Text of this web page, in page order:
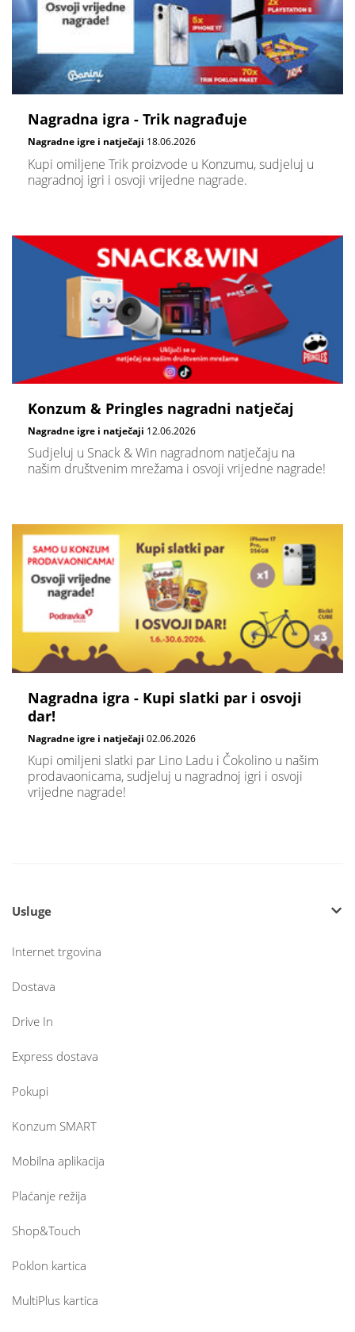
Nagradna igra - Trik nagrađuje
Nagradne igre i natječaji 18.06.2026
Kupi omiljene Trik proizvode u Konzumu, sudjeluj u
nagradnoj igri i osvoji vrijedne nagrade.
Konzum & Pringles nagradni natječaj
Nagradne igre i natječaji 12.06.2026
Sudjeluj u Snack & Win nagradnom natječaju na
našim društvenim mrežama i osvoji vrijedne nagrade!
Nagradna igra - Kupi slatki par i osvoji
dar!
Nagradne igre i natječaji 02.06.2026
Kupi omiljeni slatki par Lino Ladu i Čokolino u našim
prodavaonicama, sudjeluj u nagradnoj igri i osvoji
vrijedne nagrade!
Usluge
Internet trgovina
Dostava
Drive In
Express dostava
Pokupi
Konzum SMART
Mobilna aplikacija
Plaćanje režija
Shop&Touch
Poklon kartica
MultiPlus kartica